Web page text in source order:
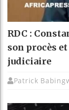
RDC :
son procès
judiciaire
Patrick